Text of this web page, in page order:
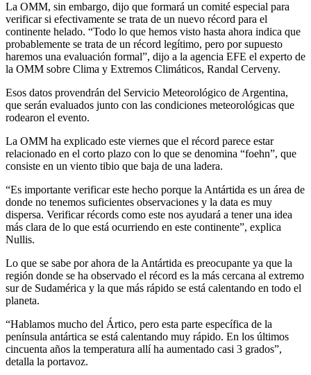
La OMM, sin embargo, dijo que formará un comité especial para
verificar si efectivamente se trata de un nuevo récord para el
continente helado. “Todo lo que hemos visto hasta ahora indica que
probablemente se trata de un récord legítimo, pero por supuesto
haremos una evaluación formal”, dijo a la agencia EFE el experto de
la OMM sobre Clima y Extremos Climáticos, Randal Cerveny.
Esos datos provendrán del Servicio Meteorológico de Argentina,
que serán evaluados junto con las condiciones meteorológicas que
rodearon el evento.
La OMM ha explicado este viernes que el récord parece estar
relacionado en el corto plazo con lo que se denomina “foehn”, que
consiste en un viento tibio que baja de una ladera.
“Es importante verificar este hecho porque la Antártida es un área de
donde no tenemos suficientes observaciones y la data es muy
dispersa. Verificar récords como este nos ayudará a tener una idea
más clara de lo que está ocurriendo en este continente”, explica
Nullis.
Lo que se sabe por ahora de la Antártida es preocupante ya que la
región donde se ha observado el récord es la más cercana al extremo
sur de Sudamérica y la que más rápido se está calentando en todo el
planeta.
“Hablamos mucho del Ártico, pero esta parte específica de la
península antártica se está calentando muy rápido. En los últimos
cincuenta años la temperatura allí ha aumentado casi 3 grados”,
detalla la portavoz.